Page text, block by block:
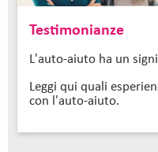
Testimonianze
L'auto-aiuto ha un
Leggi qui quali
con l'auto-aiuto.